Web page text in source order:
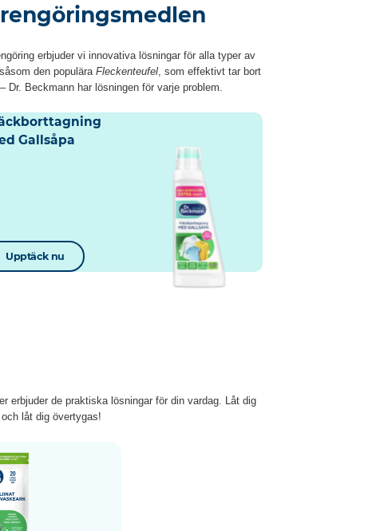
erbjuder vi innovativa lösningar för alla typer av
den populära Fleckenteufel, som effektivt tar bort
Beckmann har lösningen för varje problem.
Gallsåpa
Upptäck nu
erbjuder de praktiska lösningar för din vardag. Låt dig
låt dig övertygas!